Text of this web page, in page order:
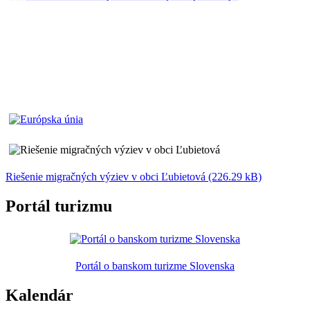
Riešenie migračných výziev v obci Ľubietová (226.29 kB)
Portál turizmu
Portál o banskom turizme Slovenska
Kalendár